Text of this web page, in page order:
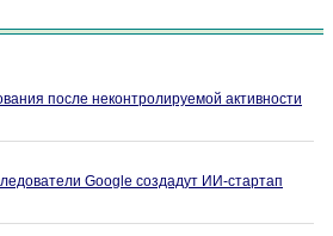
после неконтролируемой активности
Google создадут ИИ-стартап